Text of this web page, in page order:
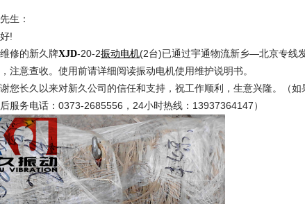
生：
!
的新久牌XJD-20-2振动电机(2台)已通过宇通物流新乡—北京专线
注意查收。使用前请详细阅读振动电机使用维护说明书。
长久以来对新久公司的信任和支持，祝工作顺利，生意兴隆。（如
服务电话：0373-2685556，24小时热线：13937364147）